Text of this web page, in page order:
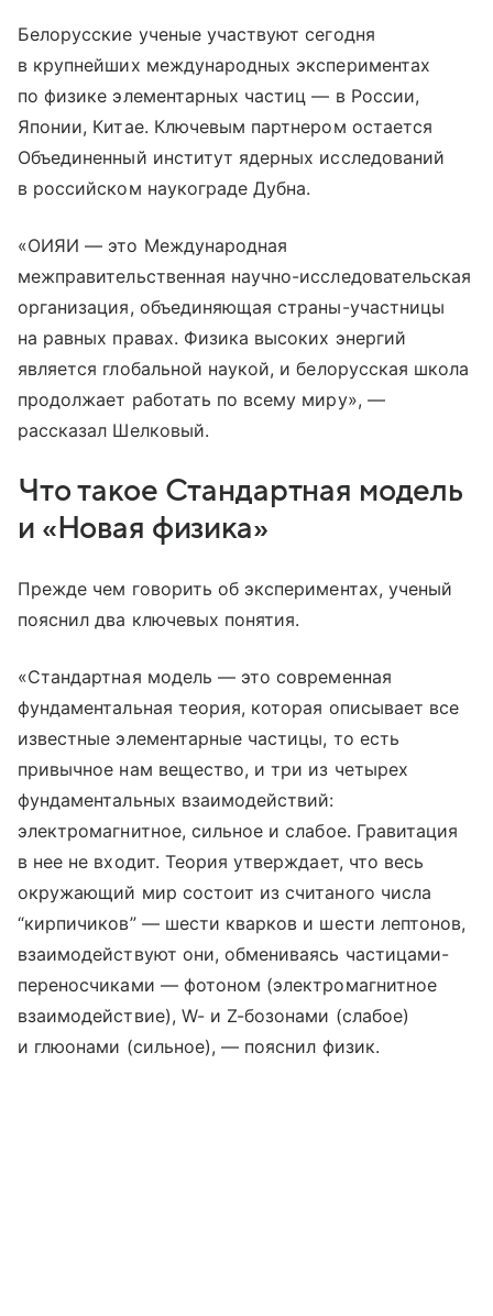
Белорусские ученые участвуют сегодня
в крупнейших международных экспериментах
по физике элементарных частиц — в России,
Японии, Китае. Ключевым партнером остается
Объединенный институт ядерных исследований
в российском наукограде Дубна.
«ОИЯИ — это Международная
межправительственная научно-исследовательская
организация, объединяющая страны-участницы
на равных правах. Физика высоких энергий
является глобальной наукой, и белорусская школа
продолжает работать по всему миру», —
рассказал Шелковый.
Что такое Стандартная модель
и «Новая физика»
Прежде чем говорить об экспериментах, ученый
пояснил два ключевых понятия.
«Стандартная модель — это современная
фундаментальная теория, которая описывает все
известные элементарные частицы, то есть
привычное нам вещество, и три из четырех
фундаментальных взаимодействий:
электромагнитное, сильное и слабое. Гравитация
в нее не входит. Теория утверждает, что весь
окружающий мир состоит из считаного числа
“кирпичиков” — шести кварков и шести лептонов,
взаимодействуют они, обмениваясь частицами-
переносчиками — фотоном (электромагнитное
взаимодействие), W- и Z-бозонами (слабое)
и глюонами (сильное), — пояснил физик.